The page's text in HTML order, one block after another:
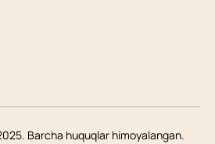
Barcha huquqlar himoyalangan.